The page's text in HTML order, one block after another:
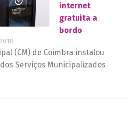
internet
gratuita a
bordo
(CM) de Coimbra instalou
Serviços Municipalizados